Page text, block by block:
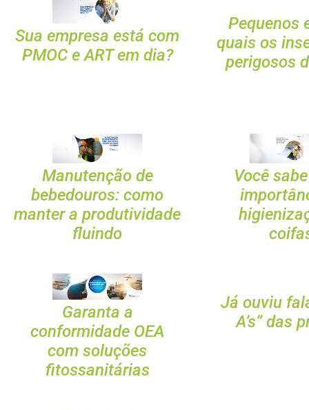
Sua empresa está com
PMOC e ART em dia?
Pequenos
quais os
perigosos
Manutenção de
bebedouros: como
manter a produtividade
fluindo
Você
Garanta a
conformidade OEA
com soluções
fitossanitárias
Já ouviu
A’s” das